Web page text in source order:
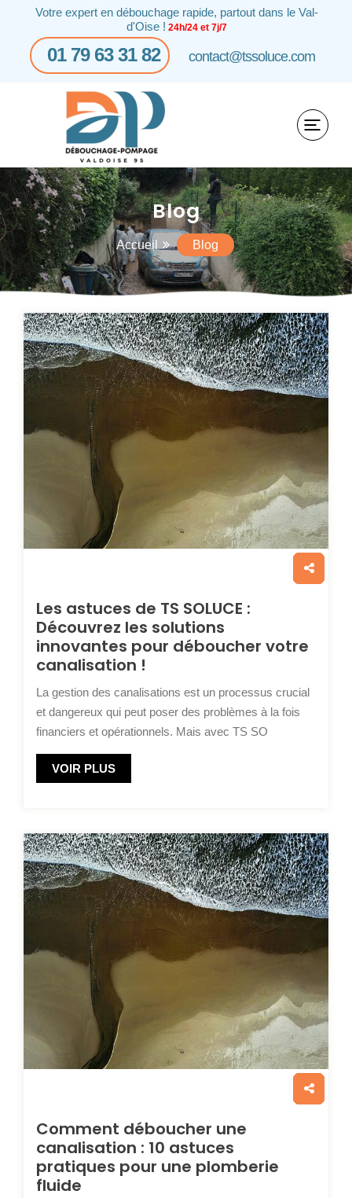
Votre expert en débouchage rapide, partout dans le Val-
d'Oise ! 24h/24 et 7j/7
01 79 63 31 82 contact@tssoluce.com
Blog
Accueil Blog
Les astuces de TS SOLUCE :
Découvrez les solutions
innovantes pour déboucher votre
canalisation !
La gestion des canalisations est un processus crucial
et dangereux qui peut poser des problèmes à la fois
financiers et opérationnels. Mais avec TS SO
VOIR PLUS
Comment déboucher une
canalisation : 10 astuces
pratiques pour une plomberie
fluide